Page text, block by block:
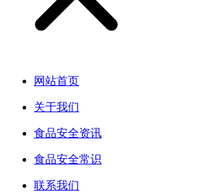
网站首页
关于我们
食品安全资讯
食品安全常识
联系我们